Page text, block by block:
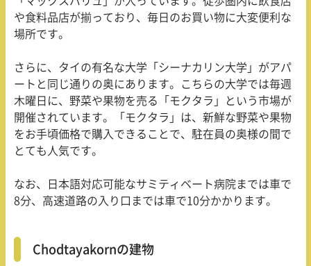
や食料品店が揃っており、毎日のお買い物に大変便利な
場所です。
さらに、タイの有名な大学「シーナカリン大学」がアパ
ートと同じ通りの奥にあります。こちらの大学では毎週
木曜日に、野菜や果物を売る「モクタラ」という市場が
開催されています。「モクタラ」は、新鮮な野菜や果物
をお手頃価格で購入できることで、駐在員の奥様の間で
とても人気です。
なお、日本語対応可能なサミティベート病院までは車で
8分、高速道路の入り口までは車で10分かかります。
Chodtayakornの建物